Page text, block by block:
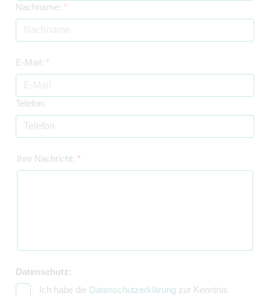
Nachname: *
E-Mail: *
Telefon:
Ihre Nachricht: *
Datenschutz:
Ich habe die Datenschutzerklärung zur Kenntnis